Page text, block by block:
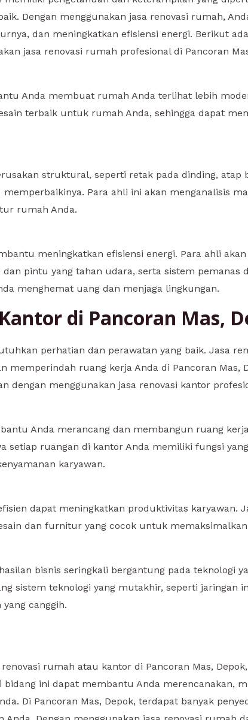
Dengan menggunakan jasa renovasi rumah,
dan meningkatkan efisiensi energi. Berikut
jasa renovasi rumah profesional di Pancoran
Anda membuat rumah Anda terlihat lebih
terbaik untuk rumah Anda, sehingga dapat
struktural, seperti retak pada dinding, atap
Para ahli ini akan menganalisis
rumah Anda.
meningkatkan efisiensi energi. Para ahli
pintu yang tahan udara, serta sistem pemanas
menghemat uang dan menjaga lingkungan.
di Pancoran Mas,
perhatian dan perawatan yang baik. Jasa
memperindah ruang kerja Anda di Pancoran Mas,
dengan menggunakan jasa renovasi kantor
Anda merancang dan membangun ruang
setiap ruangan di kantor Anda memiliki fungsi
karyawan.
dapat meningkatkan produktivitas karyawan.
dan furnitur yang cocok untuk
bisnis seringkali bergantung pada teknologi
sistem teknologi yang mutakhir, seperti jaringan
canggih.
rumah atau kantor di Pancoran Mas,
ini dapat membantu Anda merencanakan,
Di Pancoran Mas, Depok, terdapat banyak